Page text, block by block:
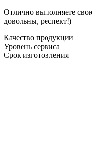
Отлично выполняете
довольны, респект!)
Качество продукции
Уровень сервиса
Срок изготовления